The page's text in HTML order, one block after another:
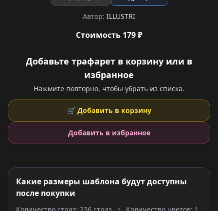
Автор: ILLUSTRI
Стоимость 179 ₽
Добавьте трафарет в корзину или в
избранное
Нажмите повторно, чтобы убрать из списка.
🛒 Добавить в корзину
Добавить в избранное
Какие размеры шаблона будут доступны
после покупки